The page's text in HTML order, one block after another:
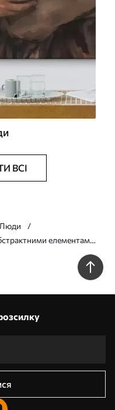
ВСІ
елементами